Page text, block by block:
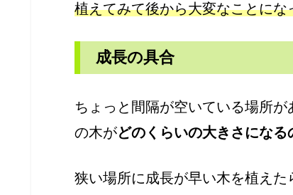
植えてみて後から大変なことに
成長の具合
ちょっと間隔が空いている場所が
の木がどのくらいの大きさになる
狭い場所に成長が早い木を植え